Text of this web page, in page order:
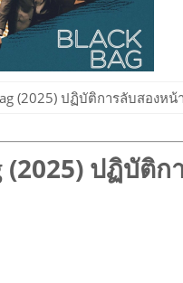
(2025) ปฏิบัติการลับสองหน้า
(2025) ปฏิบัติก